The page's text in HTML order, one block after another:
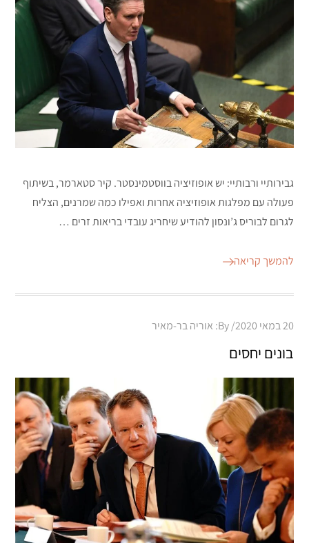
גבירותיי ורבותיי: יש אופוזיציה בווסטמינסטר. קיר סטארמר, בשיתוף
פעולה עם מפלגות אופוזיציה אחרות ואפילו כמה שמרנים, הצליח
לגרום לבוריס ג’ונסון להודיע שיחריג עובדי בריאות זרים …
להמשך קריאה
Posted
20 במאי 2020 By: אוריה בר-מאיר
בונים יחסים